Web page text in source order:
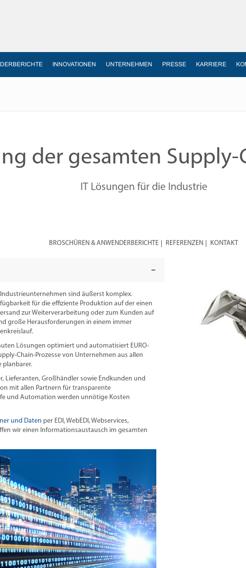
INNOVATIONEN UNTERNEHMEN PRESSE KARRIERE
der gesamten Supply-
IT Lösungen für die Industrie
BROSCHÜREN & ANWENDERBERICHTE REFERENZEN KONTAKT
Industrieunternehmen sind äußerst komplex.
für die effiziente Produktion auf der einen
zur Weiterverarbeitung oder zum Kunden auf
große Herausforderungen in einem immer
Lösungen optimiert und automatisiert EURO-
Chain-Prozesse von Unternehmen aus allen
planbarer.
Lieferanten, Großhändler sowie Endkunden und
mit allen Partnern für transparente
und Automation werden unnötige Kosten
und Daten per EDI, WebEDI, Webservices,
wir einen Informationsaustausch im gesamten